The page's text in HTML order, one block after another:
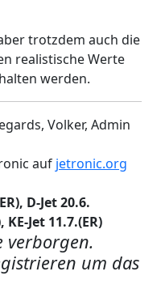
trotzdem auch die
realistische Werte
werden.
Volker, Admin
auf jetronic.org
D-Jet 20.6.
KE-Jet 11.7.(ER)
verborgen.
um das